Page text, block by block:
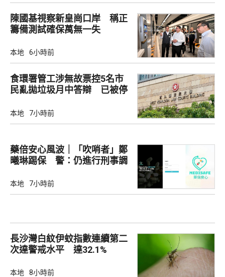
陳國基視察新皇崗口岸 稱正
籌備測試確保萬無一失
本地 6小時前
食環署管工涉無故票控5名市
民亂拋垃圾月中答辯 已被停
本地 7小時前
藥倍安心風波｜「吹哨者」鄭
曦琳踢保 警：仍進行刑事調
本地 7小時前
長沙灣白紋伊蚊指數連續第二
次達警戒水平 達32.1%
本地 8小時前